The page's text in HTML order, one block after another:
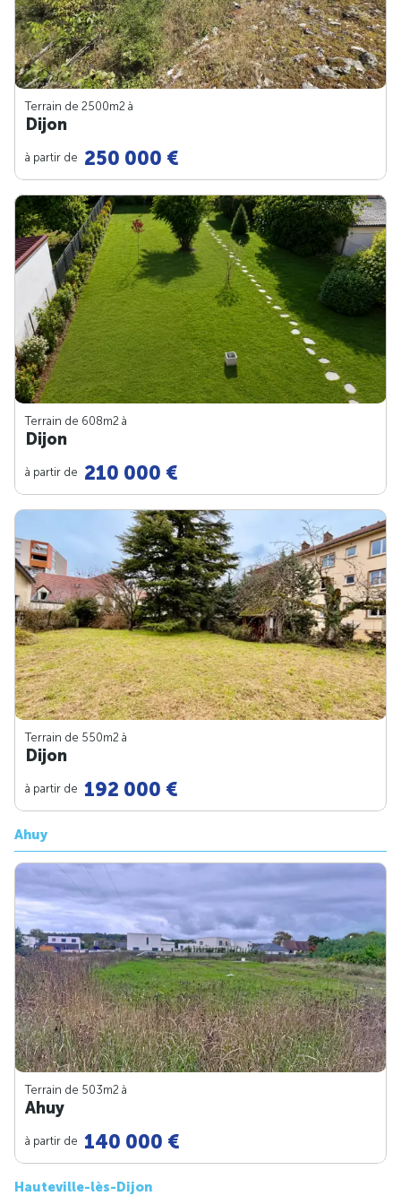
Terrain de 2500m2 à
Dijon
à partir de 250 000 €
Terrain de 608m2 à
Dijon
à partir de 210 000 €
Terrain de 550m2 à
Dijon
à partir de 192 000 €
Ahuy
Terrain de 503m2 à
Ahuy
à partir de 140 000 €
Hauteville-lès-Dijon